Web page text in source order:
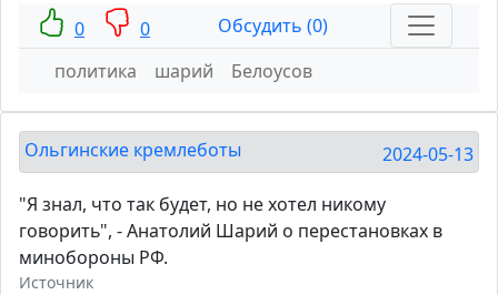
0 0
Обсудить (0)
политика
шарий Белоусов
Ольгинские кремлеботы 2024-05-13
"Я знал, что так будет, но не хотел никому
говорить", - Анатолий Шарий о перестановках в
минобороны РФ.
Источник